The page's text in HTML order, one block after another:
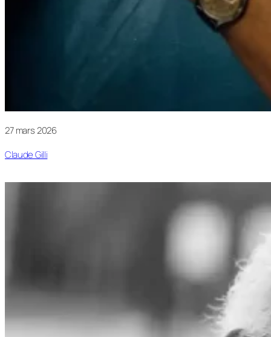
27 mars 2026
Claude Gilli